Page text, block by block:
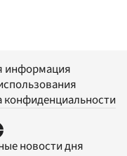
информация
конфиденциальности
новости дня